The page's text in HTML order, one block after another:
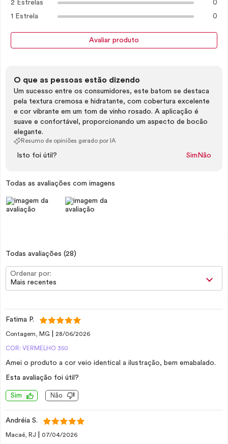
2 Estrelas
0
1 Estrela
0
Avaliar produto
O que as pessoas estão dizendo
Um sucesso entre os consumidores, este batom se destaca
pela textura cremosa e hidratante, com cobertura excelente
e cor vibrante em um tom de vinho rosado. A aplicação é
suave e confortável, proporcionando um aspecto de bocão
elegante.
Resumo de opiniões gerado por IA
Isto foi útil? Sim Não
Todas as avaliações com imagens
Todas avaliações (28)
Ordenar por:
Mais recentes
Fatima P.
Contagem, MG 28/06/2026
COR: VERMELHO 350
Amei o produto a cor veio identical a ilustração, bem emabalado.
Esta avaliação foi útil?
Sim Não
Andréia S.
Macaé, RJ 07/04/2026